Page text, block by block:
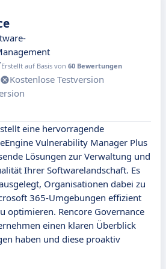
Erstellt auf Basis von 60 Bewertungen
Kostenlose Testversion
eine hervorragende
Vulnerability Manager Plus
Lösungen zur Verwaltung und
Ihrer Softwarelandschaft. Es
Organisationen dabei zu
365-Umgebungen effizient
optimieren. Rencore Governance
einen klaren Überblick
haben und diese proaktiv